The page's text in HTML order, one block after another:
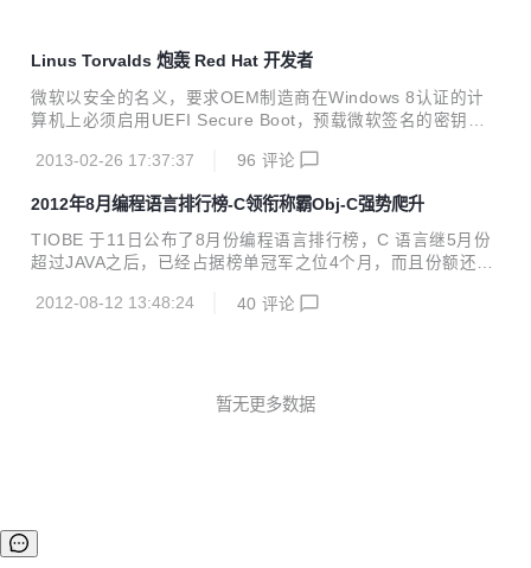
Linus Torvalds 炮轰 Red Hat 开发者
微软以安全的名义，要求OEM制造商在Windows 8认证的计
算机上必须启用UEFI Secure Boot，预载微软签名的密钥，
有微软的签名将不能运行在Windows 8认证机器上（除非关闭
程序获得微软的签名。但一个新问题是微软只签名PE二进制文
件。因此开发者选择将X.509证书封装到 PE二进制文件，但
内核需要能读取PE二进制，在所有内核空间验证签名，提取X.
把问题复杂化了，结果就是Linus...
2013-02-26 17:37:37 96 评论
2012年8月编程语言排行榜-C领衔称霸Obj-C强势爬升
TIOBE 于11日公布了8月份编程语言排行榜，C 语言继5月份
超过JAVA之后，已经占据榜单冠军之位4个月，而且份额还在
持续下滑，OBJECT-C 稳步上升，代表 IOS开发方兴未艾。P
件开发经历了从C/S形式到B/S形式的转变，现在正在经历向移
2012-08-12 13:48:24 40 评论
暂无更多数据